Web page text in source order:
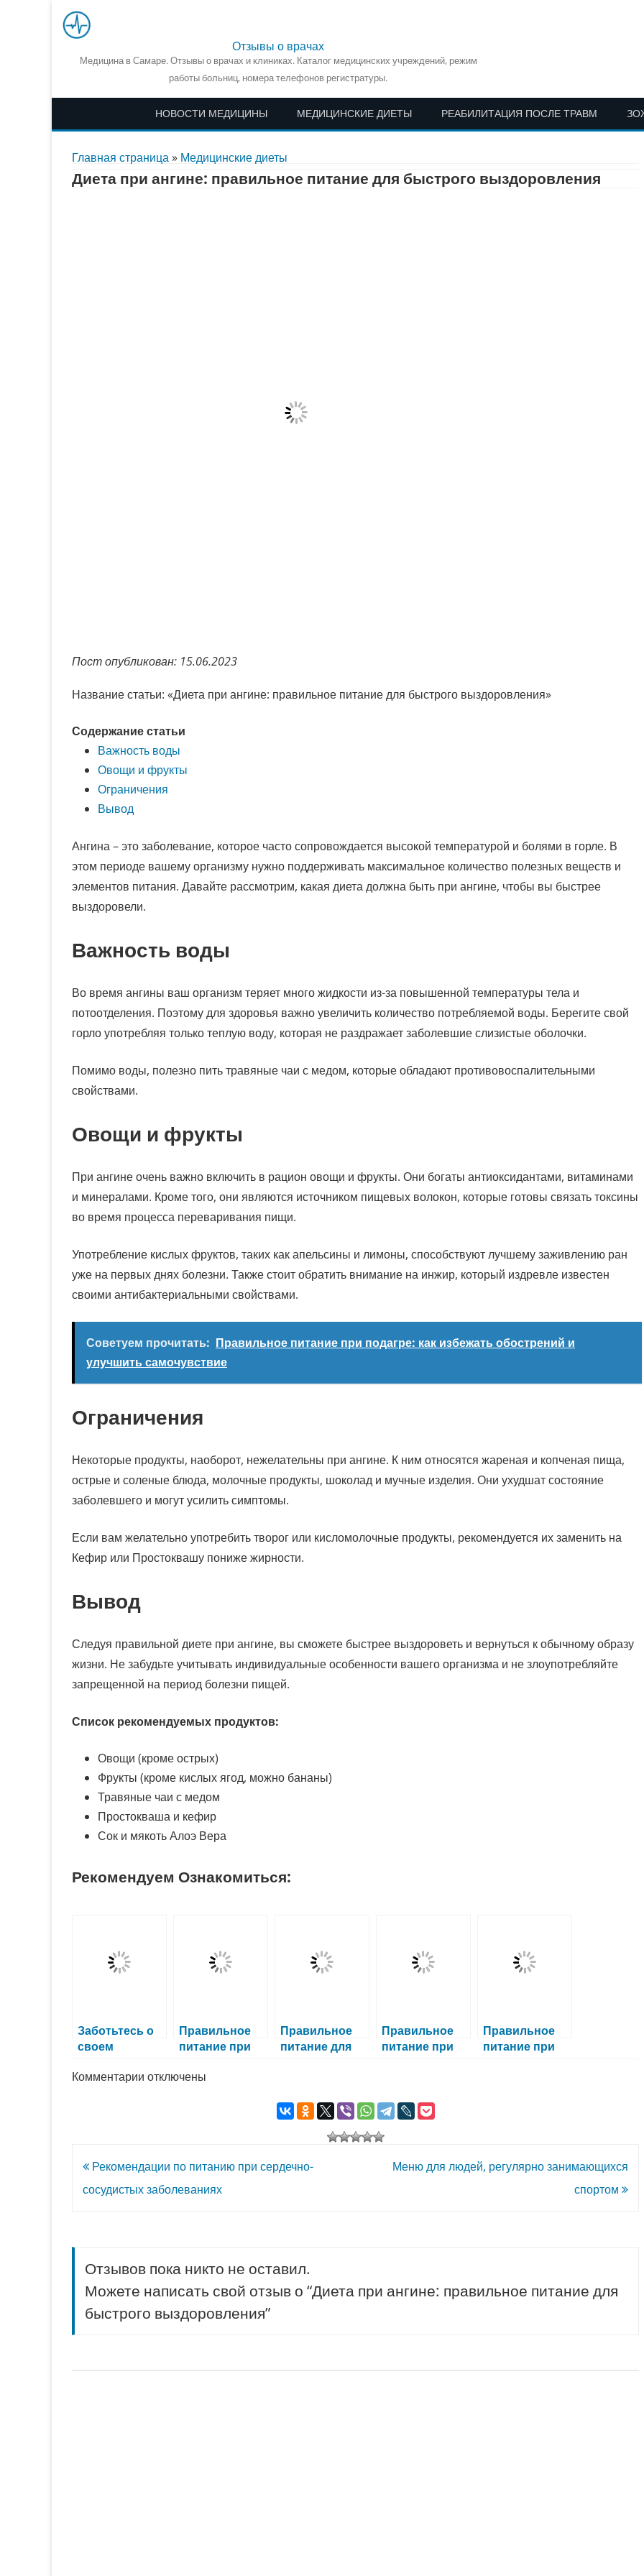
Отзывы о врачах
Медицина в Самаре. Отзывы о врачах и клиниках. Каталог медицинских учреждений, режим
работы больниц, номера телефонов регистратуры.
НОВОСТИ МЕДИЦИНЫ МЕДИЦИНСКИЕ ДИЕТЫ РЕАБИЛИТАЦИЯ ПОСЛЕ ТРАВМ
Перейти
Главная страница» Медицинские диеты
Диета при ангине: правильное питание для быстрого выздоровления
Пост опубликован: 15.06.2023
Название статьи: «Диета при ангине: правильное питание для быстрого выздоровления»
Содержание статьи
Важность воды
Овощи и фрукты
Ограничения
Вывод
Ангина – это заболевание, которое часто сопровождается высокой температурой и болями в горле. В
этом периоде вашему организму нужно поддерживать максимальное количество полезных веществ и
элементов питания. Давайте рассмотрим, какая диета должна быть при ангине, чтобы вы быстрее
выздоровели.
Важность воды
Во время ангины ваш организм теряет много жидкости из-за повышенной температуры тела и
потоотделения. Поэтому для здоровья важно увеличить количество потребляемой воды. Берегите свой
горло употребляя только теплую воду, которая не раздражает заболевшие слизистые оболочки.
Помимо воды, полезно пить травяные чаи с медом, которые обладают противовоспалительными
свойствами.
Овощи и фрукты
При ангине очень важно включить в рацион овощи и фрукты. Они богаты антиоксидантами, витаминами
и минералами. Кроме того, они являются источником пищевых волокон, которые готовы связать токсины
во время процесса переваривания пищи.
Употребление кислых фруктов, таких как апельсины и лимоны, способствуют лучшему заживлению ран
уже на первых днях болезни. Также стоит обратить внимание на инжир, который издревле известен
своими антибактериальными свойствами.
Советуем прочитать: Правильное питание при подагре: как избежать обострений и
улучшить самочувствие
Ограничения
Некоторые продукты, наоборот, нежелательны при ангине. К ним относятся жареная и копченая пища,
острые и соленые блюда, молочные продукты, шоколад и мучные изделия. Они ухудшат состояние
заболевшего и могут усилить симптомы.
Если вам желательно употребить творог или кисломолочные продукты, рекомендуется их заменить на
Кефир или Простоквашу пониже жирности.
Вывод
Следуя правильной диете при ангине, вы сможете быстрее выздороветь и вернуться к обычному образу
жизни. Не забудьте учитывать индивидуальные особенности вашего организма и не злоупотребляйте
запрещенной на период болезни пищей.
Список рекомендуемых продуктов:
Овощи (кроме острых)
Фрукты (кроме кислых ягод, можно бананы)
Травяные чаи с медом
Простокваша и кефир
Сок и мякоть Алоэ Вера
Рекомендуем Ознакомиться:
Заботьтесь о
своем
правильное
Правильное
питание при
нужно знать
Правильное
питание для
Правильное
питание при
улучшить
Правильное
питание при
Комментарии к
быстрого
отключены
Навигация
по
Рекомендации по питанию при сердечно-
сосудистых заболеваниях
Меню для людей, регулярно занимающихся
спортом
Отзывов пока никто не оставил.
Можете написать свой отзыв о “Диета при ангине: правильное питание для
быстрого выздоровления”